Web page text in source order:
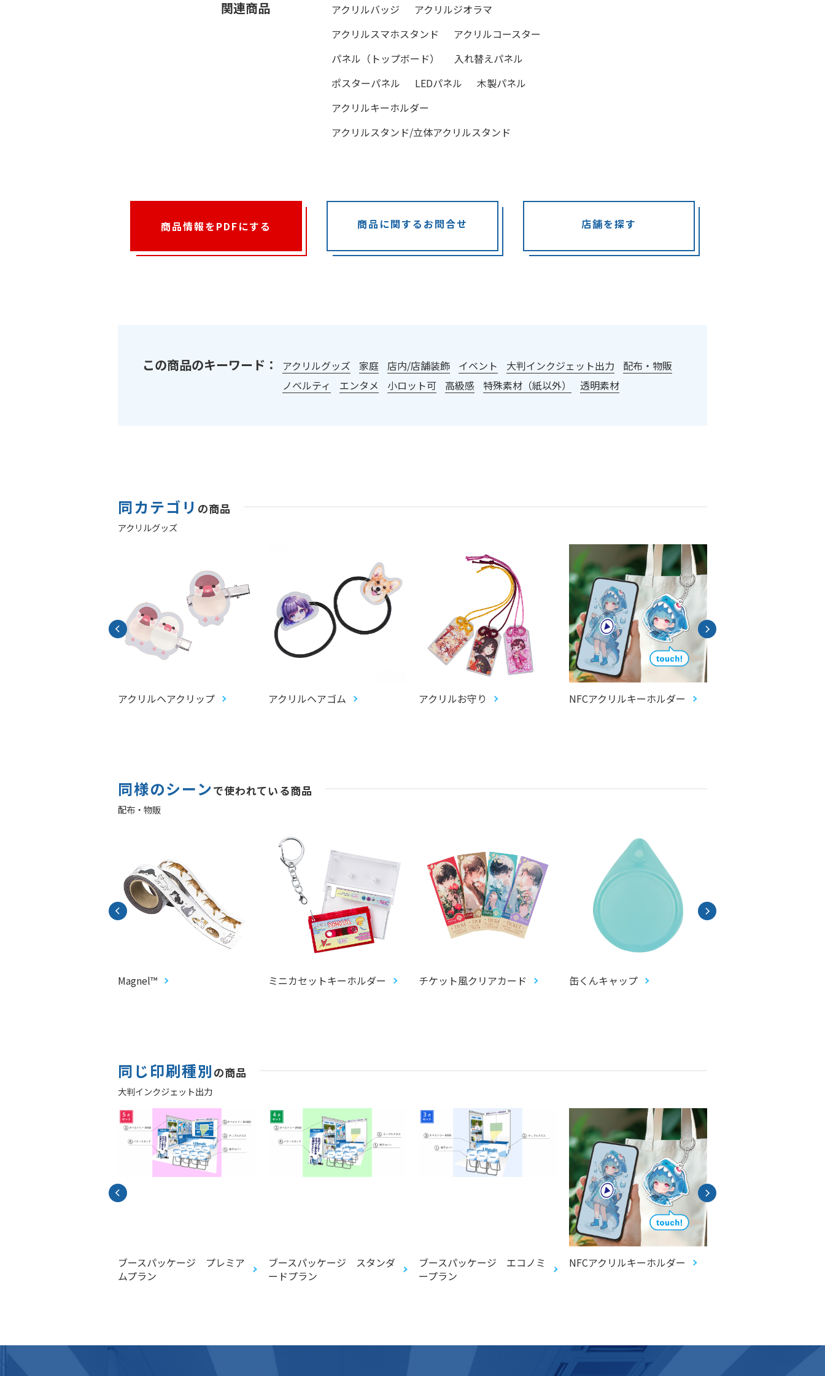
関連商品 アクリルバッジ
アクリルジオラマ
アクリルスマホスタンド
アクリルコースター
パネル（トップボード）
入れ替えパネル
ポスターパネル
LEDパネル
木製パネル
アクリルキーホルダー
アクリルスタンド/立体アクリルスタンド
商品情報をPDFにする 商品に関するお問合せ 店舗を探す
この商品のキーワード： アクリルグッズ 家庭 店内/店舗装飾 イベント 大判インクジェット出力
配布・物販
ノベルティ
エンタメ 小ロット可 高級感 特殊素材（紙以外） 透明素材
同カテゴリ の商品
アクリルグッズ
アクリルヘアクリップ アクリルヘアゴム アクリルお守り NFCアクリルキーホルダー
同様のシーンで使われている商品
配布・物販
Magnel™ ミニカセットキーホルダー チケット風クリアカード 缶くんキャップ
同じ印刷種別 の商品
大判インクジェット出力
ブースパッケージ プレミア
ムプラン
ブースパッケージ スタンダ
ードプラン
ブースパッケージ エコノミ
ープラン
NFCアクリルキーホルダー